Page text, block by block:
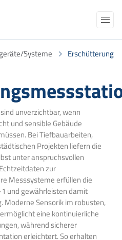
NORCLOUD
ÜBER UNS
E-MAIL
Systeme
unverzichtbar, wenn
und sensible Gebäude
Bei Tiefbauarbeiten,
Projekten liefern die
unter anspruchsvollen
zur
Messsysteme erfüllen die
und gewährleisten damit
Sensorik im robusten,
eine kontinuierliche
während sicherer
erleichtert. So erhalten